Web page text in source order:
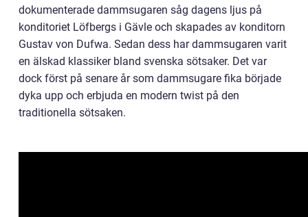
dokumenterade dammsugaren såg dagens ljus på
konditoriet Löfbergs i Gävle och skapades av konditorn
Gustav von Dufwa. Sedan dess har dammsugaren varit
en älskad klassiker bland svenska sötsaker. Det var
dock först på senare år som dammsugare fika började
dyka upp och erbjuda en modern twist på den
traditionella sötsaken.